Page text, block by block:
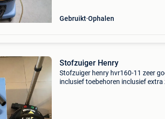
Gebruikt Ophalen
Stofzuiger Henry
Stofzuiger henry hvr160-11 zeer
inclusief toebehoren inclusief extra